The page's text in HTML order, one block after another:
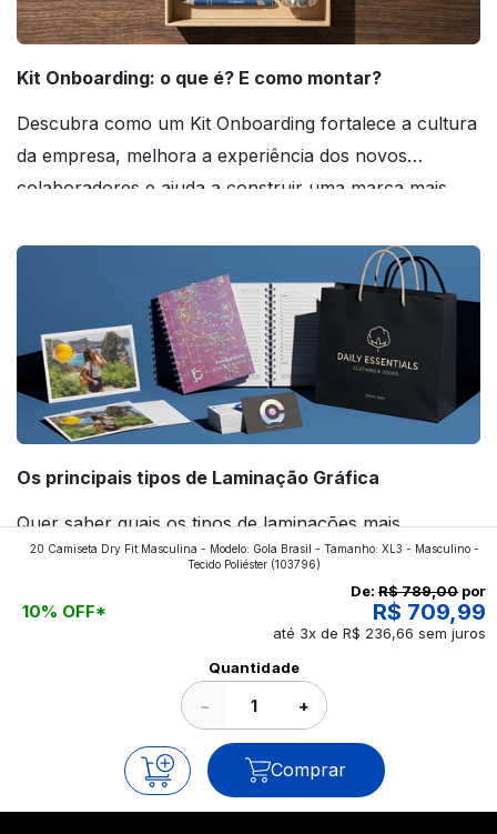
Kit Onboarding: o que é? E como montar?
Descubra como um Kit Onboarding fortalece a cultura
da empresa, melhora a experiência dos novos
colaboradores e ajuda a construir uma marca mais
Os principais tipos de Laminação Gráfica
Quer saber quais os tipos de laminações mais
aplicados nos impressos da gráfica FuturaIM? Então,
continue a leitura que vamos revelar para você!
20 Camiseta Dry Fit Masculina - Modelo: Gola Brasil - Tamanho: XL3 - Masculino -
Tecido Poliéster (103796)
10% OFF*
De: R$ 789,00 por
R$ 709,99
até 3x de R$ 236,66 sem juros
Quantidade
− +
Comprar